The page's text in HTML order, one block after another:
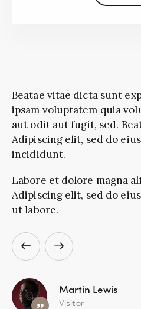
Beatae vitae dicta sunt
ipsam voluptatem quia
aut odit aut fugit, sed.
Adipiscing elit, sed do
incididunt.
Labore et dolore magna
Adipiscing elit, sed do
ut labore.
Martin Lewis
Visitor